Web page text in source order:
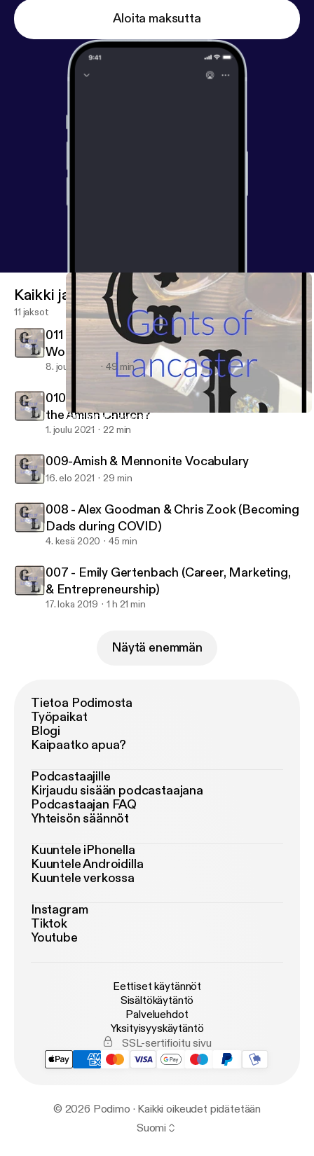
Aloita maksutta
010 - What Happens When Someone Leaves the Amish Church?
Gents of Lancaster
Kaikki jaksot
11 jaksot
011 - 21 Most Popular Names for Amish
Women
8. joulu 2021 49 min
010 - What Happens When Someone Leaves
the Amish Church?
1. joulu 2021 22 min
009-Amish & Mennonite Vocabulary
16. elo 2021 29 min
008 - Alex Goodman & Chris Zook (Becoming
Dads during COVID)
4. kesä 2020 45 min
007 - Emily Gertenbach (Career, Marketing,
& Entrepreneurship)
17. loka 2019 1 h 21 min
Näytä enemmän
Tietoa Podimosta
Työpaikat
Blogi
Kaipaatko apua?
Podcastaajille
Kirjaudu sisään podcastaajana
Podcastaajan FAQ
Yhteisön säännöt
Kuuntele iPhonella
Kuuntele Androidilla
Kuuntele verkossa
Instagram
Tiktok
Youtube
Eettiset käytännöt
Sisältökäytäntö
Palveluehdot
Yksityisyyskäytäntö
SSL-sertifioitu sivu
© 2026 Podimo · Kaikki oikeudet pidätetään
Suomi